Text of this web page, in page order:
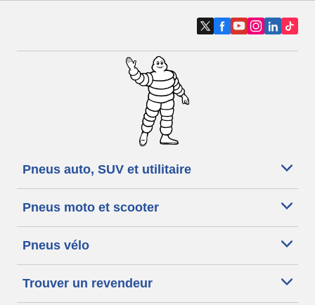
Pneus auto, SUV et utilitaire
Pneus moto et scooter
Pneus vélo
Trouver un revendeur